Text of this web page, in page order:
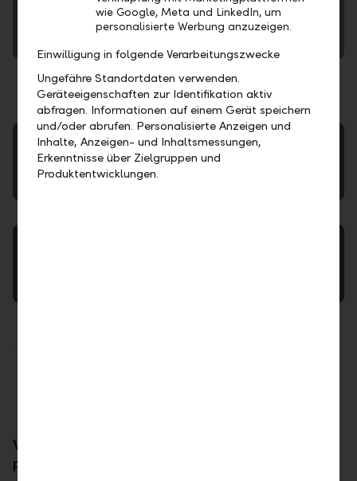
LLB Comfort Professional
Schnittstellen
Wir sind für Sie da. Persönlich,
partnerschaftlich und kompetent.
wie Google, Meta und LinkedIn, um
personalisierte Werbung anzuzeigen.
Einwilligung in folgende Verarbeitungszwecke
Ungefähre Standortdaten verwenden.
Geräteeigenschaften zur Identifikation aktiv
abfragen. Informationen auf einem Gerät speichern
und/oder abrufen. Personalisierte Anzeigen und
Inhalte, Anzeigen- und Inhaltsmessungen,
Erkenntnisse über Zielgruppen und
Produktentwicklungen.